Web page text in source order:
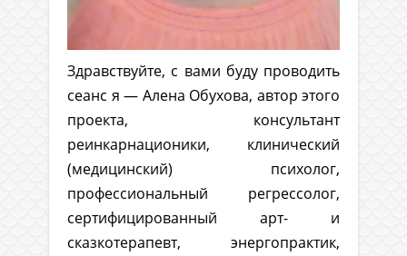
Здравствуйте, с вами буду проводить
сеанс я — Алена Обухова, автор этого
проекта, консультант
реинкарнационики, клинический
(медицинский) психолог,
профессиональный регрессолог,
сертифицированный арт- и
сказкотерапевт, энергопрактик,